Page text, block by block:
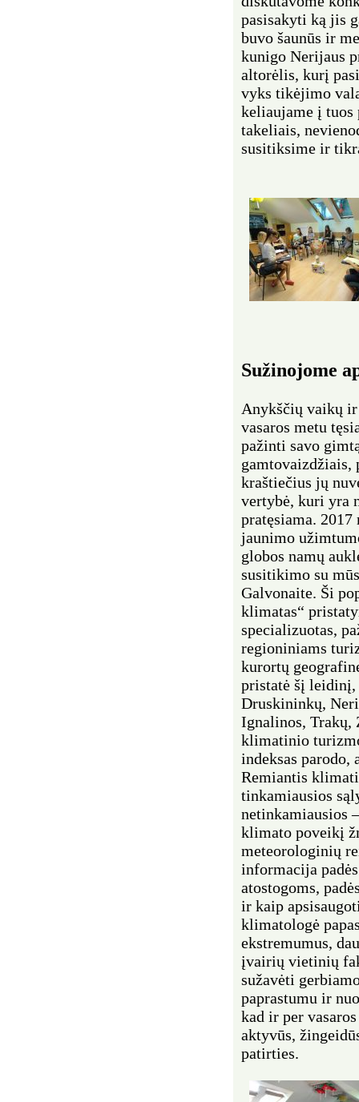
pasisakyti ką jis
buvo šaunūs ir
kunigo Nerijaus
altorėlis, kurį
vyks tikėjimo
keliaujame į tuos
takeliais,
susitiksime ir
Sužinojome
Anykščių vaikų
vasaros metu
pažinti savo
gamtovaizdžiais,
kraštiečius jų
vertybė, kuri yra
pratęsiama.
jaunimo
globos namų
susitikimo su
Galvonaite. Ši
klimatas“
specializuotas,
regioniniams
kurortų
pristatė šį leidinį,
Druskininkų,
Ignalinos, Trakų,
klimatinio
indeksas
Remiantis
tinkamiausios
netinkamiausios
klimato poveikį
meteorologinių
informacija
atostogoms,
ir kaip
klimatologė
ekstremumus,
įvairių vietinių
sužavėti
paprastumu ir
kad ir per
aktyvūs,
patirties.